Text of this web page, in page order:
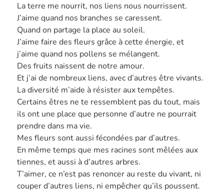
La terre me nourrit, nos liens nous nourrissent.
J’aime quand nos branches se caressent.
Quand on partage la place au soleil.
J’aime faire des fleurs grâce à cette énergie, et
j’aime quand nos pollens se mélangent.
Des fruits naissent de notre amour.
Et j’ai de nombreux liens, avec d’autres être vivants.
La diversité m’aide à résister aux tempêtes.
Certains êtres ne te ressemblent pas du tout, mais
ils ont une place que personne d’autre ne pourrait
prendre dans ma vie.
Mes fleurs sont aussi fécondées par d’autres.
En même temps que mes racines sont mêlées aux
tiennes, et aussi à d’autres arbres.
T’aimer, ce n’est pas renoncer au reste du vivant, ni
couper d’autres liens, ni empêcher qu’ils poussent.